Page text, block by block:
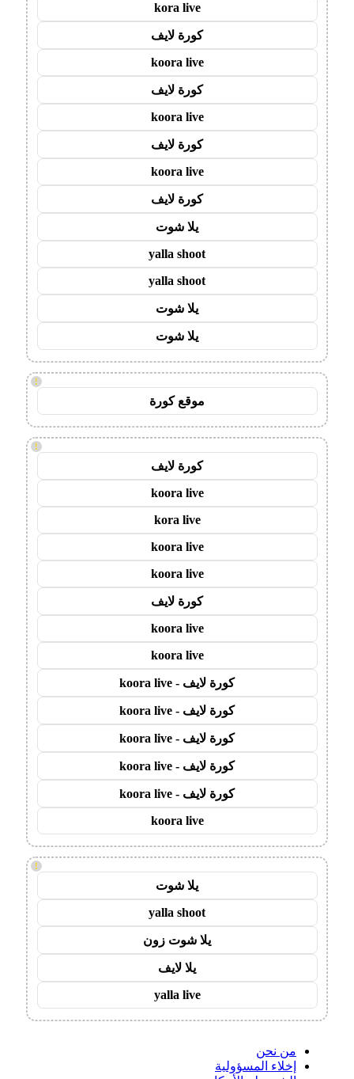
kora live
كورة لايف
koora live
كورة لايف
koora live
كورة لايف
koora live
كورة لايف
يلا شوت
yalla shoot
yalla shoot
يلا شوت
يلا شوت
!
موقع كورة
!
كورة لايف
koora live
kora live
koora live
koora live
كورة لايف
koora live
koora live
كورة لايف - koora live
كورة لايف - koora live
كورة لايف - koora live
كورة لايف - koora live
كورة لايف - koora live
koora live
!
يلا شوت
yalla shoot
يلا شوت زون
يلا لايف
yalla live
من نحن
إخلاء المسؤولية